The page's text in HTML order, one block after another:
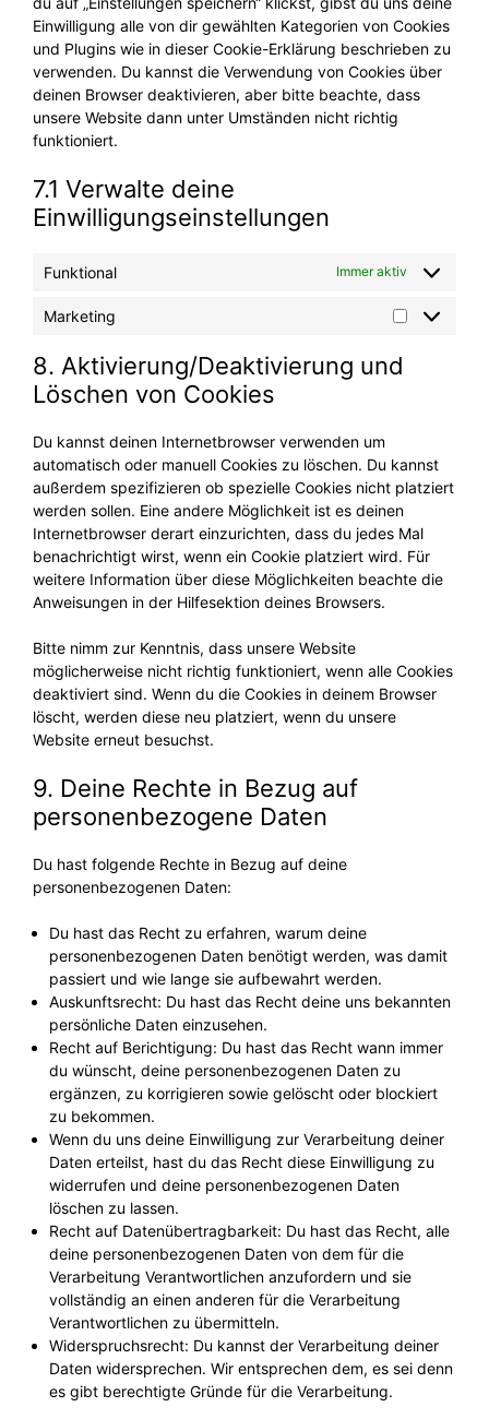
Einwilligung alle von dir gewählten Kategorien von Cookies
und Plugins wie in dieser Cookie-Erklärung beschrieben zu
verwenden. Du kannst die Verwendung von Cookies über
deinen Browser deaktivieren, aber bitte beachte, dass
unsere Website dann unter Umständen nicht richtig
funktioniert.
7.1 Verwalte deine
Einwilligungseinstellungen
Funktional Immer aktiv
Marketing
Marketing
8. Aktivierung/Deaktivierung und
Löschen von Cookies
Du kannst deinen Internetbrowser verwenden um
automatisch oder manuell Cookies zu löschen. Du kannst
außerdem spezifizieren ob spezielle Cookies nicht platziert
werden sollen. Eine andere Möglichkeit ist es deinen
Internetbrowser derart einzurichten, dass du jedes Mal
benachrichtigt wirst, wenn ein Cookie platziert wird. Für
weitere Information über diese Möglichkeiten beachte die
Anweisungen in der Hilfesektion deines Browsers.
Bitte nimm zur Kenntnis, dass unsere Website
möglicherweise nicht richtig funktioniert, wenn alle Cookies
deaktiviert sind. Wenn du die Cookies in deinem Browser
löscht, werden diese neu platziert, wenn du unsere
Website erneut besuchst.
9. Deine Rechte in Bezug auf
personenbezogene Daten
Du hast folgende Rechte in Bezug auf deine
personenbezogenen Daten:
Du hast das Recht zu erfahren, warum deine
personenbezogenen Daten benötigt werden, was damit
passiert und wie lange sie aufbewahrt werden.
Auskunftsrecht: Du hast das Recht deine uns bekannten
persönliche Daten einzusehen.
Recht auf Berichtigung: Du hast das Recht wann immer
du wünscht, deine personenbezogenen Daten zu
ergänzen, zu korrigieren sowie gelöscht oder blockiert
zu bekommen.
Wenn du uns deine Einwilligung zur Verarbeitung deiner
Daten erteilst, hast du das Recht diese Einwilligung zu
widerrufen und deine personenbezogenen Daten
löschen zu lassen.
Recht auf Datenübertragbarkeit: Du hast das Recht, alle
deine personenbezogenen Daten von dem für die
Verarbeitung Verantwortlichen anzufordern und sie
vollständig an einen anderen für die Verarbeitung
Verantwortlichen zu übermitteln.
Widerspruchsrecht: Du kannst der Verarbeitung deiner
Daten widersprechen. Wir entsprechen dem, es sei denn
es gibt berechtigte Gründe für die Verarbeitung.